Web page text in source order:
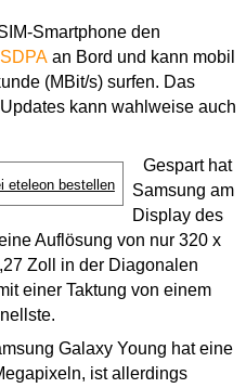
Smartphone den
an Bord und kann mobil
(MBit/s) surfen. Das
kann wahlweise auch
eteleon bestellen
Gespart hat
Samsung am
Display des
Auflösung von nur 320 x
Zoll in der Diagonalen
einer Taktung von einem
Galaxy Young hat eine
ist allerdings